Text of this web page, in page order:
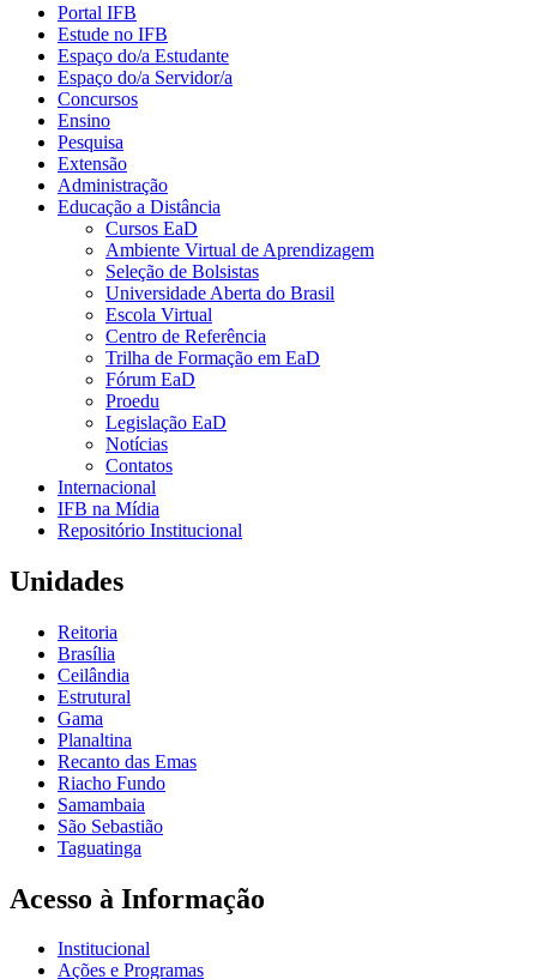
Portal IFB
Estude no IFB
Espaço do/a Estudante
Espaço do/a Servidor/a
Concursos
Ensino
Pesquisa
Extensão
Administração
Educação a Distância
Cursos EaD
Ambiente Virtual de Aprendizagem
Seleção de Bolsistas
Universidade Aberta do Brasil
Escola Virtual
Centro de Referência
Trilha de Formação em EaD
Fórum EaD
Proedu
Legislação EaD
Notícias
Contatos
Internacional
IFB na Mídia
Repositório Institucional
Unidades
Reitoria
Brasília
Ceilândia
Estrutural
Gama
Planaltina
Recanto das Emas
Riacho Fundo
Samambaia
São Sebastião
Taguatinga
Acesso à Informação
Institucional
Ações e Programas